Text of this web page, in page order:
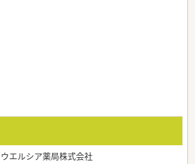
ウエルシア薬局株式会社